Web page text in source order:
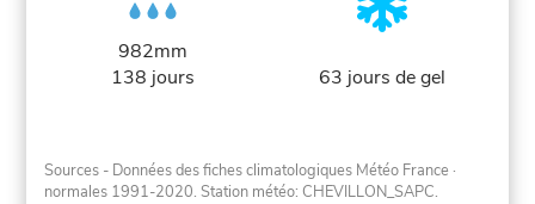
982mm
138 jours
63 jours de gel
Sources - Données des fiches climatologiques Météo France ·
normales 1991-2020. Station météo: CHEVILLON_SAPC.